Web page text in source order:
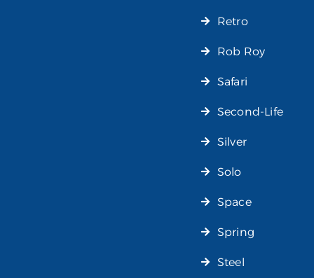
Retro
Rob Roy
Safari
Second-Life
Silver
Solo
Space
Spring
Steel